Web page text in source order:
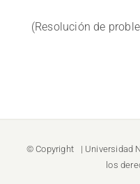
(Resolución de
© Copyright | Universidad
los